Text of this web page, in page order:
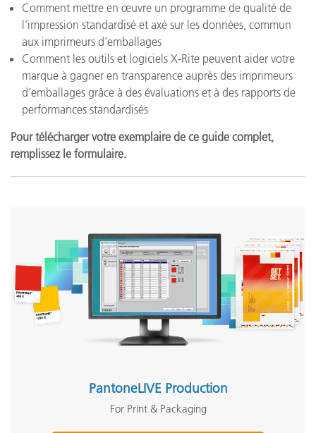
Comment mettre en œuvre un programme de qualité de
l’impression standardisé et axé sur les données, commun
aux imprimeurs d’emballages
Comment les outils et logiciels X-Rite peuvent aider votre
marque à gagner en transparence auprès des imprimeurs
d’emballages grâce à des évaluations et à des rapports de
performances standardisés
Pour télécharger votre exemplaire de ce guide complet,
remplissez le formulaire.
PantoneLIVE Production
For Print & Packaging